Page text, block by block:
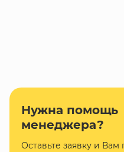
Нужна помощь
менеджера?
Оставьте заявку и